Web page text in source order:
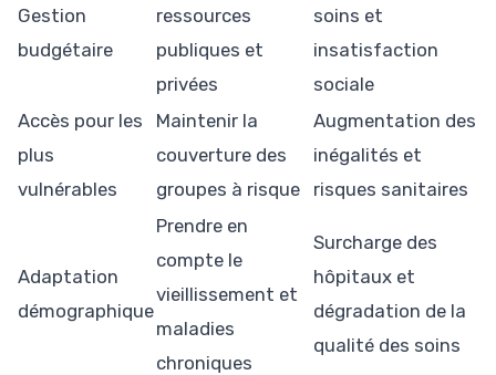
Gestion
budgétaire
ressources
publiques et
privées
soins et
insatisfaction
sociale
Accès pour les
plus
vulnérables
Maintenir la
couverture des
groupes à risque
Augmentation des
inégalités et
risques sanitaires
Adaptation
démographique
Prendre en
compte le
vieillissement et
maladies
chroniques
Surcharge des
hôpitaux et
dégradation de la
qualité des soins